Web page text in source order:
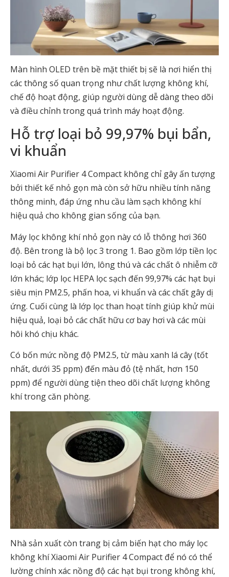
Màn hình OLED trên bề mặt thiết bị sẽ là nơi hiển thị
các thông số quan trọng như chất lượng không khí,
chế độ hoạt động, giúp người dùng dễ dàng theo dõi
và điều chỉnh trong quá trình máy hoạt động.
Hỗ trợ loại bỏ 99,97% bụi bẩn,
vi khuẩn
Xiaomi Air Purifier 4 Compact không chỉ gây ấn tượng
bởi thiết kế nhỏ gọn mà còn sở hữu nhiều tính năng
thông minh, đáp ứng nhu cầu làm sạch không khí
hiệu quả cho không gian sống của bạn.
Máy lọc không khí nhỏ gọn này có lỗ thông hơi 360
độ. Bên trong là bộ lọc 3 trong 1. Bao gồm lớp tiền lọc
loại bỏ các hạt bụi lớn, lông thú và các chất ô nhiễm cỡ
lớn khác; lớp lọc HEPA lọc sạch đến 99,97% các hạt bụi
siêu mịn PM2.5, phấn hoa, vi khuẩn và các chất gây dị
ứng. Cuối cùng là lớp lọc than hoạt tính giúp khử mùi
hiệu quả, loại bỏ các chất hữu cơ bay hơi và các mùi
hôi khó chịu khác.
Có bốn mức nồng độ PM2.5, từ màu xanh lá cây (tốt
nhất, dưới 35 ppm) đến màu đỏ (tệ nhất, hơn 150
ppm) để người dùng tiện theo dõi chất lượng không
khí trong căn phòng.
Nhà sản xuất còn trang bị cảm biến hạt cho máy lọc
không khí Xiaomi Air Purifier 4 Compact để nó có thể
lường chính xác nồng độ các hạt bụi trong không khí,